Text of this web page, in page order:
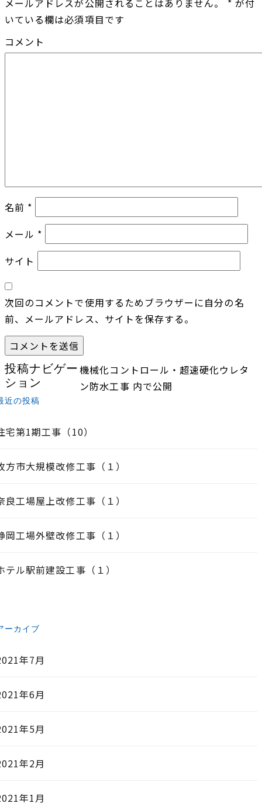
メールアドレスが公開されることはありません。 * が付
いている欄は必須項目です
コメント
名前 *
メール *
サイト
次回のコメントで使用するためブラウザーに自分の名
前、メールアドレス、サイトを保存する。
投稿ナビゲー
ション
機械化コントロール・超速硬化ウレタ
ン防水工事 内で公開
近の投稿
宅第1期工事（10）
方市大規模改修工事（１）
良工場屋上改修工事（１）
岡工場外壁改修工事（１）
テル駅前建設工事（１）
ーカイブ
年7月
年6月
年5月
年2月
年1月